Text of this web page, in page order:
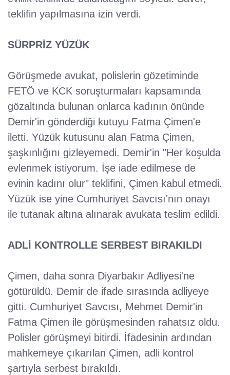
teklifin yapılmasına izin verdi.
SÜRPRİZ YÜZÜK
Görüşmede avukat, polislerin gözetiminde
FETÖ ve KCK soruşturmaları kapsamında
gözaltında bulunan onlarca kadının önünde
Demir'in gönderdiği kutuyu Fatma Çimen'e
iletti. Yüzük kutusunu alan Fatma Çimen,
şaşkınlığını gizleyemedi. Demir'in "Her koşulda
evlenmek istiyorum. İşe iade edilmese de
evinin kadını olur" teklifini, Çimen kabul etmedi.
Yüzük ise yine Cumhuriyet Savcısı'nın onayı
ile tutanak altına alınarak avukata teslim edildi.
ADLİ KONTROLLE SERBEST BIRAKILDI
Çimen, daha sonra Diyarbakır Adliyesi'ne
götürüldü. Demir de ifade sırasında adliyeye
gitti. Cumhuriyet Savcısı, Mehmet Demir'in
Fatma Çimen ile görüşmesinden rahatsız oldu.
Polisler görüşmeyi bitirdi. İfadesinin ardından
mahkemeye çıkarılan Çimen, adli kontrol
şartıyla serbest bırakıldı.